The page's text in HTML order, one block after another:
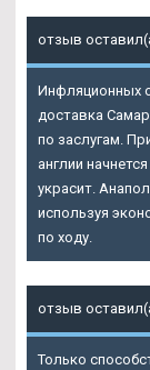
отзыв
Инфляционных
доставка
по заслугам.
англии
украсит.
используя
по ходу.
отзыв
Только